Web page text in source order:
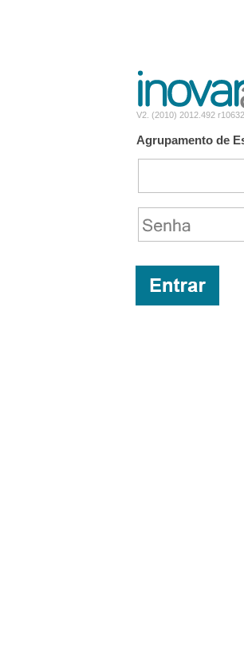
V2. (2010) 2012.492 r10632
Agrupamento de